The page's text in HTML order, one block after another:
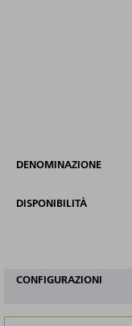
DENOMINAZIONE
DISPONIBILITÀ
CONFIGURAZIONI